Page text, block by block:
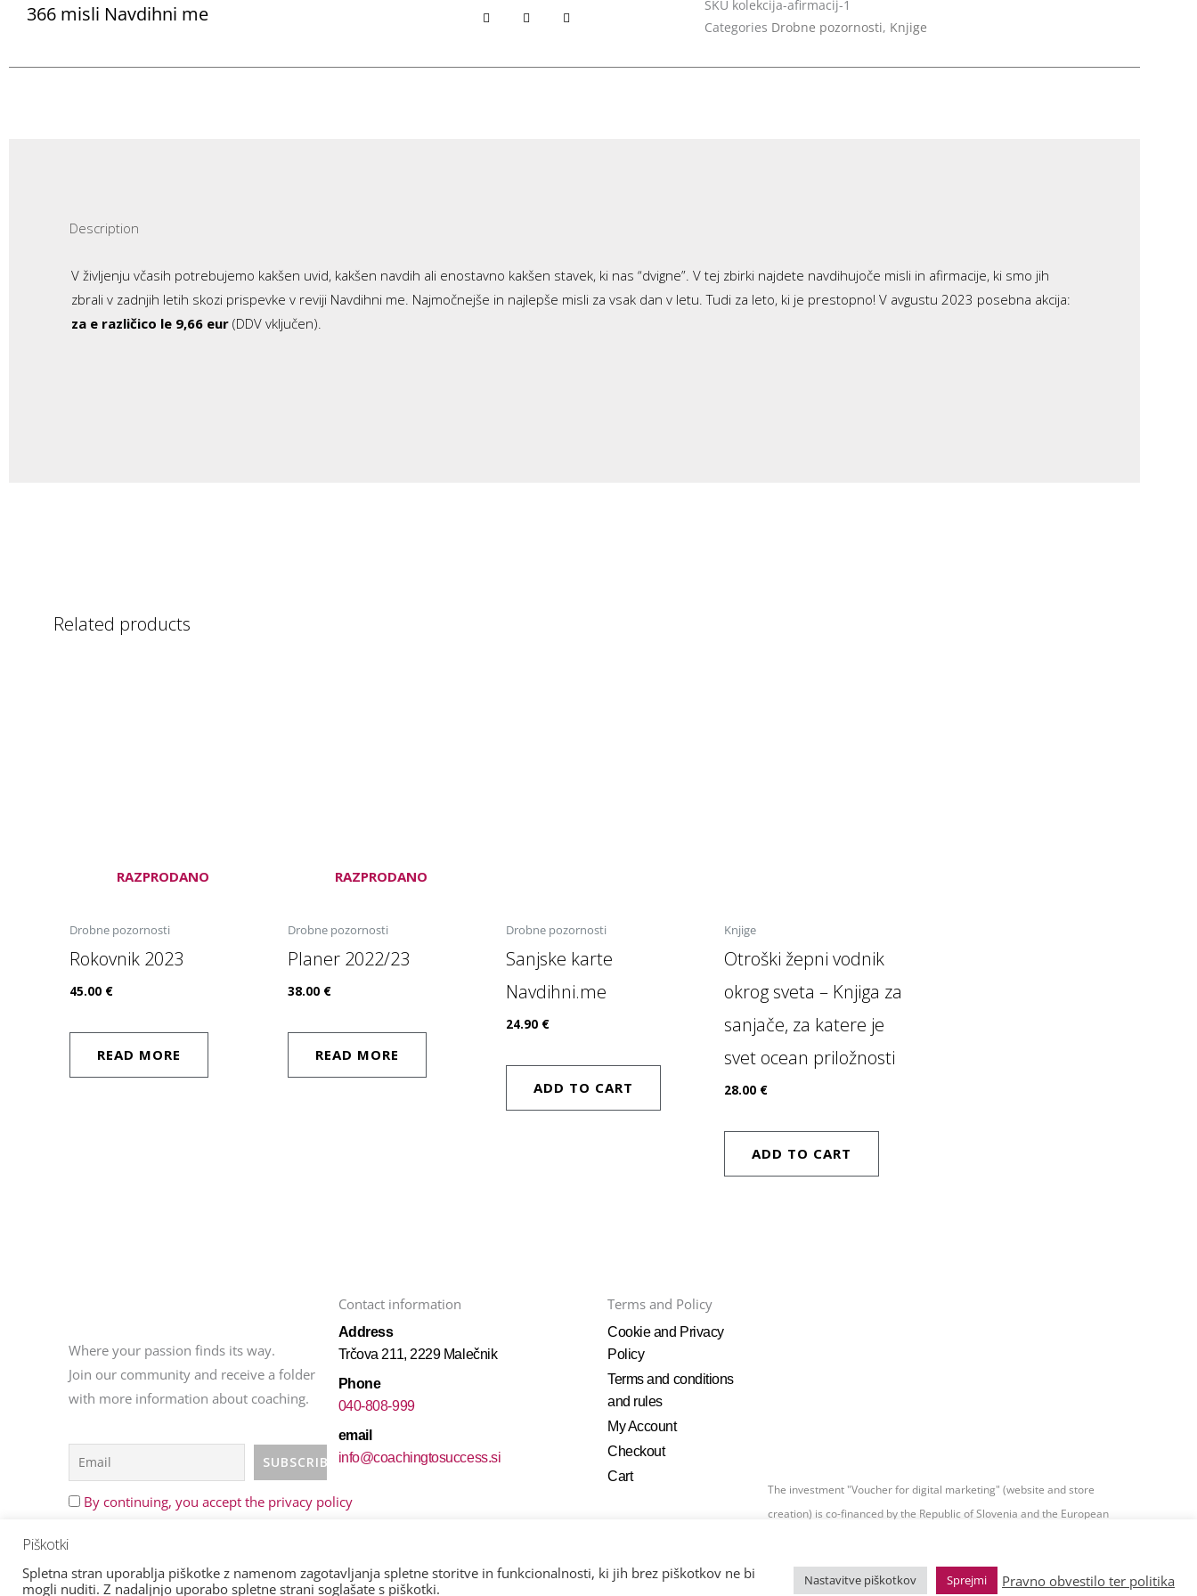
366 misli Navdihni me SKU kolekcija-afirmacij-1
Categories Drobne pozornosti, Knjige
Description
V življenju včasih potrebujemo kakšen uvid, kakšen navdih ali enostavno kakšen stavek, ki nas “dvigne”. V tej zbirki najdete navdihujoče misli in afirmacije, ki smo jih
zbrali v zadnjih letih skozi prispevke v reviji Navdihni me. Najmočnejše in najlepše misli za vsak dan v letu. Tudi za leto, ki je prestopno! V avgustu 2023 posebna akcija:
za e različico le 9,66 eur (DDV vključen).
Related products
RAZPRODANO
Drobne pozornosti
Rokovnik 2023
45.00 €
READ MORE
RAZPRODANO
Drobne pozornosti
Planer 2022/23
38.00 €
READ MORE
Drobne pozornosti
Sanjske karte
Navdihni.me
24.90 €
ADD TO CART
Knjige
Otroški žepni vodnik
okrog sveta – Knjiga za
sanjače, za katere je
svet ocean priložnosti
28.00 €
ADD TO CART
Where your passion finds its way.
Join our community and receive a folder
with more information about coaching.
By continuing, you accept the privacy policy
Contact information
Address
Trčova 211, 2229 Malečnik
Phone
040-808-999
email
info@coachingtosuccess.si
Terms and Policy
Cookie and Privacy
Policy
Terms and conditions
and rules
My Account
Checkout
Cart
The investment "Voucher for digital marketing" (website and store
creation) is co-financed by the Republic of Slovenia and the European
All rights reserved© 2023 Coaching to success,Insights d.o.o. Website developementInformacijsko tehnološki center
Piškotki
Spletna stran uporablja piškotke z namenom zagotavljanja spletne storitve in funkcionalnosti, ki jih brez piškotkov ne bi
mogli nuditi. Z nadaljnjo uporabo spletne strani soglašate s piškotki.
Nastavitve piškotkov Sprejmi Pravno obvestilo ter politika